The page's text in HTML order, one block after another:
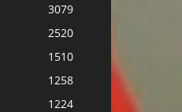
3079
2520
1510
1258
1224